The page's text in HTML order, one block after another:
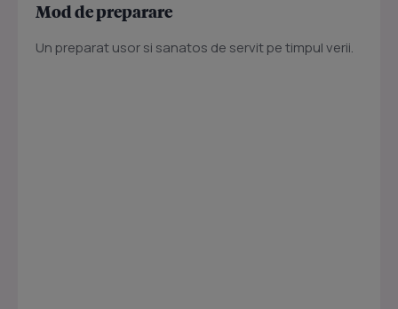
Mod de preparare
Un preparat usor si sanatos de servit pe timpul verii.